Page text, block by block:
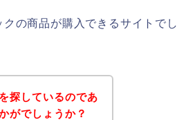
の商品が購入できるサイトでし
探しているのであ
がでしょうか？